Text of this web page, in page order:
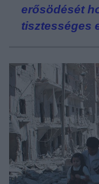
erősödését
tisztességes